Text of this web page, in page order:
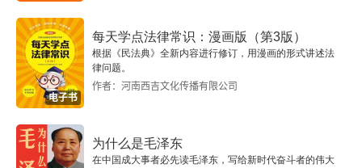
奥尔巴尼北美殖民地联盟计划：寻求和谐的解决方案
凯瑟琳·雷：富兰克林与红颜知己
领主的死敌：布拉多克引发的政治分歧
民团上校富兰克林：谦虚与被认可的矛盾
饱，饮不过量。沉默：言则于人于己有益，不做无
益闲聊。有序：一切物品都应有序放置，每件事情
都应按时完成。意志坚定：事当做必做，绝不半途
而废。节俭：所费钱财必须于人于己有利（绝不浪
费）。勤奋：不虚度光阴，每时每刻做有用的事，
摒弃不必要的行为。真诚：绝不欺骗伤害他人，思
电子书
每天学点法律常识：漫画版（第3版）
根据《民法典》全新内容进行修订，用漫画的形式讲述法
律问题。
作者：河南西吉文化传播有限公司
为什么是毛泽东
在中国成大事者必先读毛泽东，写给新时代奋斗者的伟大